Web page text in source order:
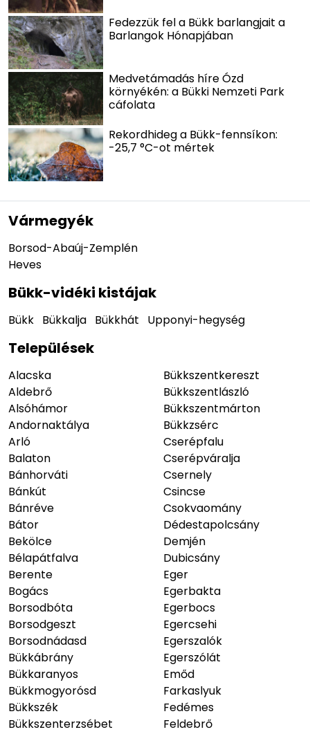
Fedezzük fel a Bükk barlangjait a
Barlangok Hónapjában
Medvetámadás híre Ózd
környékén: a Bükki Nemzeti Park
cáfolata
Rekordhideg a Bükk-fennsíkon:
-25,7 °C-ot mértek
Vármegyék
Borsod-Abaúj-Zemplén
Heves
Bükk-vidéki kistájak
Bükk Bükkalja Bükkhát Upponyi-hegység
Települések
Alacska
Aldebrő
Alsóhámor
Andornaktálya
Arló
Balaton
Bánhorváti
Bánkút
Bánréve
Bátor
Bekölce
Bélapátfalva
Berente
Bogács
Borsodbóta
Borsodgeszt
Borsodnádasd
Bükkábrány
Bükkaranyos
Bükkmogyorósd
Bükkszék
Bükkszenterzsébet
Bükkszentkereszt
Bükkszentlászló
Bükkszentmárton
Bükkzsérc
Cserépfalu
Cserépváralja
Csernely
Csincse
Csokvaomány
Dédestapolcsány
Demjén
Dubicsány
Eger
Egerbakta
Egerbocs
Egercsehi
Egerszalók
Egerszólát
Emőd
Farkaslyuk
Fedémes
Feldebrő